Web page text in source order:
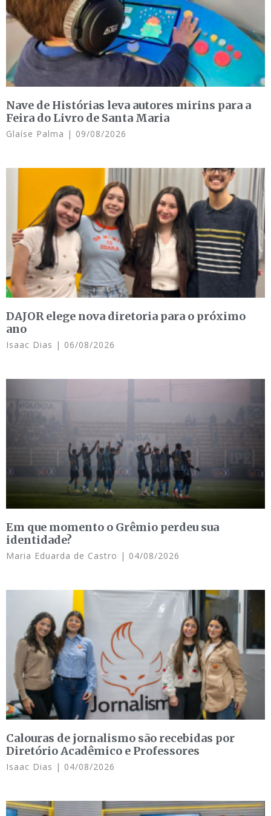
Nave de Histórias leva autores mirins para a
Feira do Livro de Santa Maria
Glaíse Palma 09/08/2026
DAJOR elege nova diretoria para o próximo
ano
Isaac Dias 06/08/2026
Em que momento o Grêmio perdeu sua
identidade?
Maria Eduarda de Castro 04/08/2026
Calouras de jornalismo são recebidas por
Diretório Acadêmico e Professores
Isaac Dias 04/08/2026